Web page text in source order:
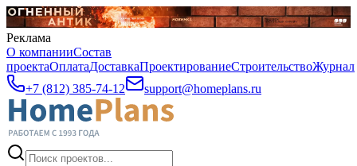
Реклама
О компанииСостав
проектаОплатаДоставкаПроектированиеСтроительствоЖурнал
+7 (812) 385-74-12
support@homeplans.ru